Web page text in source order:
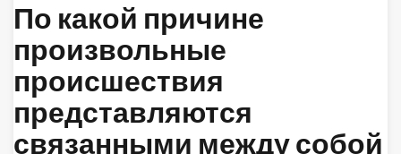
По какой причине
произвольные
происшествия
представляются